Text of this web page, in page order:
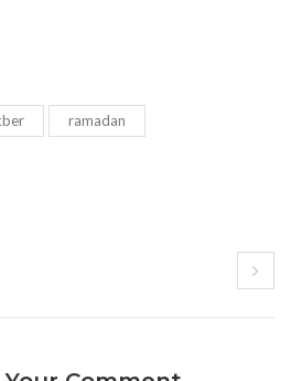
ramadan